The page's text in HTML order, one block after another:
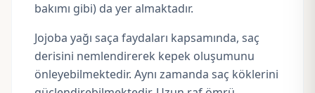
bakımı gibi) da yer almaktadır.
Jojoba yağı saça faydaları kapsamında, saç
derisini nemlendirerek kepek oluşumunu
önleyebilmektedir. Aynı zamanda saç köklerini